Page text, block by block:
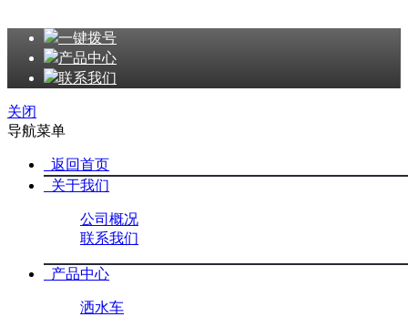
一键拨号
产品中心
联系我们
关闭
导航菜单
返回首页
关于我们
公司概况
联系我们
产品中心
洒水车